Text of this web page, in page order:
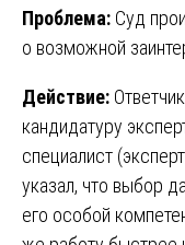
Проблема: Суд
о возможной
Действие:
кандидатуру
специалист
указал, что выбор
его особой